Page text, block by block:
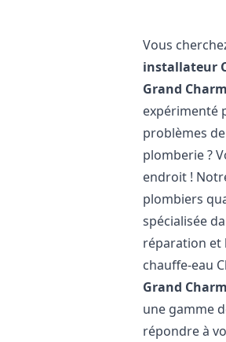
Vous
installateur
Grand
expérimenté
problèmes
plomberie ?
endroit !
plombiers
spécialisée
réparation et
chauffe-eau
Grand
une gamme
répondre à